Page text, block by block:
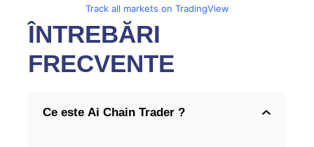
Track all markets on TradingView
ÎNTREBĂRI
FRECVENTE
Ce este Ai Chain Trader ?